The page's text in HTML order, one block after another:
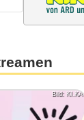
Bild: KI.KA